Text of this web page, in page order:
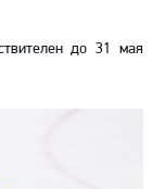
до 31 мая